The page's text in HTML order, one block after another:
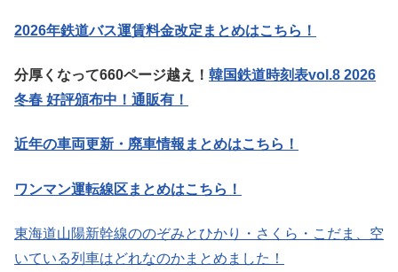
2026年鉄道バス運賃料金改定まとめはこちら！
分厚くなって660ページ越え！ 韓国鉄道時刻表vol.8 2026
冬春 好評頒布中！通販有！
近年の車両更新・廃車情報まとめはこちら！
ワンマン運転線区まとめはこちら！
東海道山陽新幹線ののぞみとひかり・さくら・こだま、空
いている列車はどれなのかまとめました！